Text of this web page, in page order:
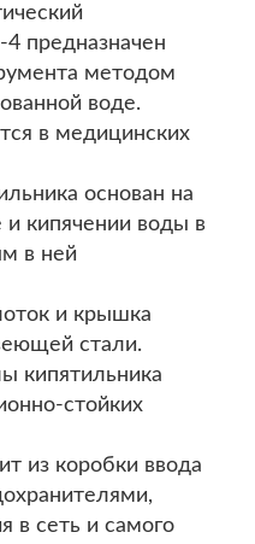
предназначен
методом
воде.
в медицинских
основан на
и кипячении воды в
в ней
и крышка
стали.
кипятильника
стойких
из коробки ввода
в сеть и самого